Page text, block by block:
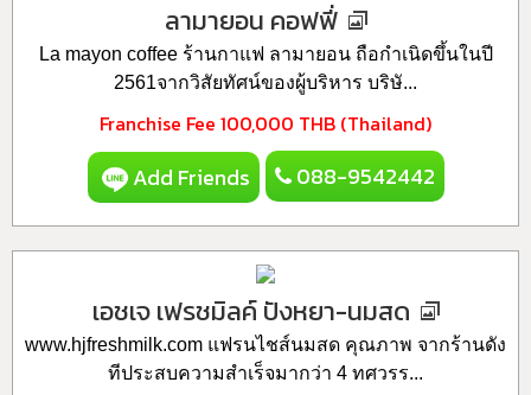
ลามายอน คอฟฟี่
La mayon coffee ร้านกาแฟ ลามายอน ถือกำเนิดขึ้นในปี
2561จากวิสัยทัศน์ของผู้บริหาร บริษั...
Franchise Fee 100,000 THB (Thailand)
Add Friends 088-9542442
เอชเจ เฟรชมิลค์ ปังหยา-นมสด
www.hjfreshmilk.com แฟรนไชส์นมสด คุณภาพ จากร้านดัง
ทีประสบความสำเร็จมากว่า 4 ทศวรร...